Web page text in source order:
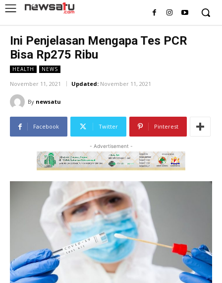
Ini Penjelasan Mengapa Tes PCR
Bisa Rp275 Ribu
HEALTH NEWS
November 11, 2021 Updated: November 11, 2021
By newsatu
Facebook Twitter Pinterest
- Advertisement -